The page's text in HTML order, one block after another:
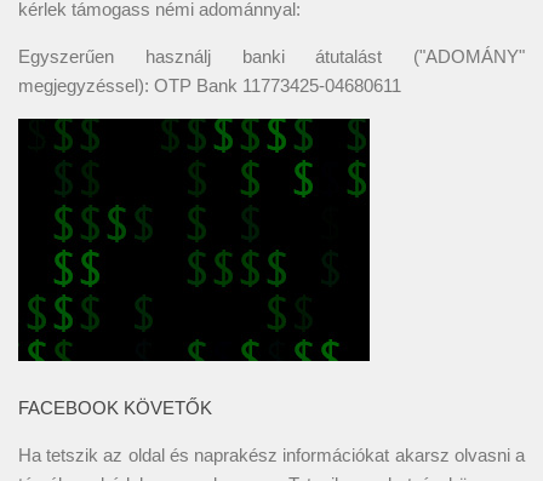
kérlek támogass némi adománnyal:
Egyszerűen használj banki átutalást ("ADOMÁNY"
megjegyzéssel): OTP Bank 11773425-04680611
FACEBOOK KÖVETŐK
Ha tetszik az oldal és naprakész információkat akarsz olvasni a